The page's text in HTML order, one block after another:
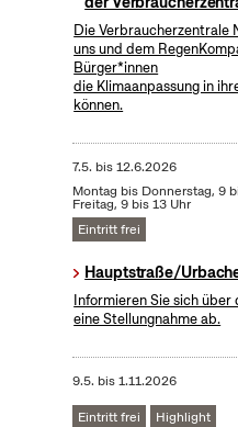
Die Verbraucherzentrale
uns und dem
Bürger*innen
die Klimaanpassung in
können.
7.5. bis12.6.2026
Montag bis Donnerstag, 9
Freitag, 9 bis 13 Uhr
Eintritt frei
Hauptstraße/
Informieren Sie sich über
eine Stellungnahme ab.
9.5. bis1.11.2026
Eintritt frei Highlight